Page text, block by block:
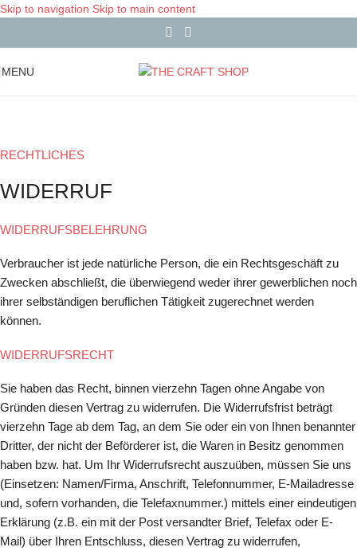
Skip to navigation Skip to main content
MENU
RECHTLICHES
WIDERRUF
WIDERRUFSBELEHRUNG
Verbraucher ist jede natürliche Person, die ein Rechtsgeschäft zu
Zwecken abschließt, die überwiegend weder ihrer gewerblichen noch
ihrer selbständigen beruflichen Tätigkeit zugerechnet werden
können.
WIDERRUFSRECHT
Sie haben das Recht, binnen vierzehn Tagen ohne Angabe von
Gründen diesen Vertrag zu widerrufen. Die Widerrufsfrist beträgt
vierzehn Tage ab dem Tag, an dem Sie oder ein von Ihnen benannter
Dritter, der nicht der Beförderer ist, die Waren in Besitz genommen
haben bzw. hat. Um Ihr Widerrufsrecht auszuüben, müssen Sie uns
(Einsetzen: Namen/Firma, Anschrift, Telefonnummer, E-Mailadresse
und, sofern vorhanden, die Telefaxnummer.) mittels einer eindeutigen
Erklärung (z.B. ein mit der Post versandter Brief, Telefax oder E-
Mail) über Ihren Entschluss, diesen Vertrag zu widerrufen,